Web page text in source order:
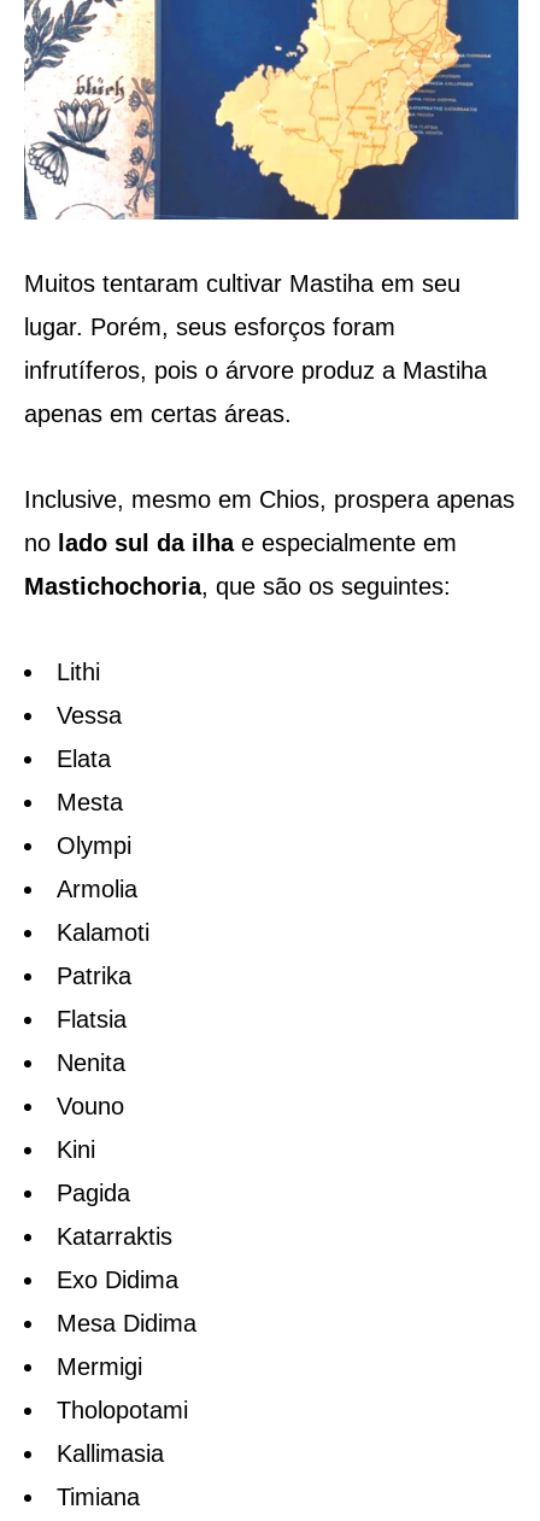
Muitos tentaram cultivar Mastiha em seu
lugar. Porém, seus esforços foram
infrutíferos, pois o árvore produz a Mastiha
apenas em certas áreas.
Inclusive, mesmo em Chios, prospera apenas
nolado sul da ilhae especialmente em
Mastichochoria, que são os seguintes:
Lithi
Vessa
Elata
Mesta
Olympi
Armolia
Kalamoti
Patrika
Flatsia
Nenita
Vouno
Kini
Pagida
Katarraktis
Exo Didima
Mesa Didima
Mermigi
Tholopotami
Kallimasia
Timiana